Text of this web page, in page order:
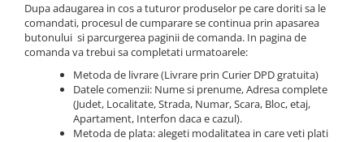
Dupa adaugarea in cos a tuturor produselor pe care doriti sa le
comandati, procesul de cumparare se continua prin apasarea
butonului si parcurgerea paginii de comanda. In pagina de
comanda va trebui sa completati urmatoarele:
Metoda de livrare (Livrare prin Curier DPD gratuita)
Datele comenzii: Nume si prenume, Adresa complete
(Judet, Localitate, Strada, Numar, Scara, Bloc, etaj,
Apartament, Interfon daca e cazul).
Metoda de plata: alegeti modalitatea in care veti plati